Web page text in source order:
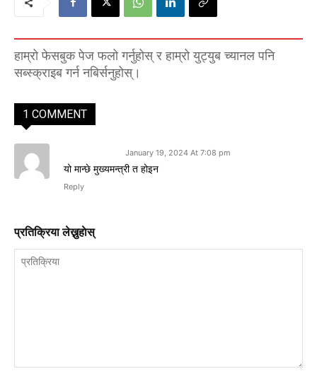
हाम्रो फेसबुक पेज फलो गर्नुहोस् र हाम्रो युट्युब च्यानल पनि
सब्स्क्राइब गर्न नबिर्सनुहोस्।
1 COMMENT
January 19, 2024 At 7:08 pm
यो मान्छे मुख्यमन्त्री त होइन
Reply
प्रतिक्रिया लेख्नुहाेस्